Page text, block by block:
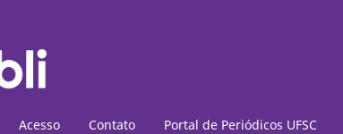
Acesso Contato Portal de Periódicos UFSC